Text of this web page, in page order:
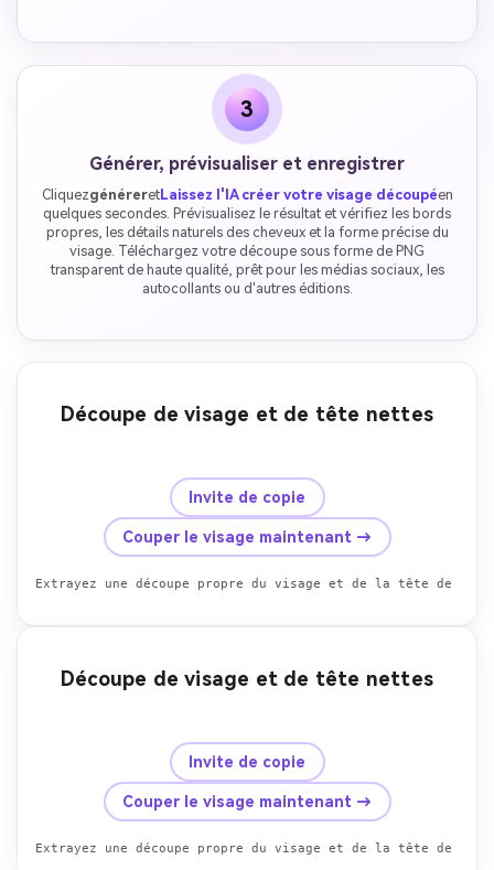
3
Générer, prévisualiser et enregistrer
CliquezgénéreretLaissez l'IA créer votre visage découpéen
quelques secondes. Prévisualisez le résultat et vérifiez les bords
propres, les détails naturels des cheveux et la forme précise du
visage. Téléchargez votre découpe sous forme de PNG
transparent de haute qualité, prêt pour les médias sociaux, les
autocollants ou d'autres éditions.
Découpe de visage et de tête nettes
Invite de copie
Couper le visage maintenant →
Découpe de visage et de tête nettes
Invite de copie
Couper le visage maintenant →
Extrayez une découpe propre du visage et de la tête de